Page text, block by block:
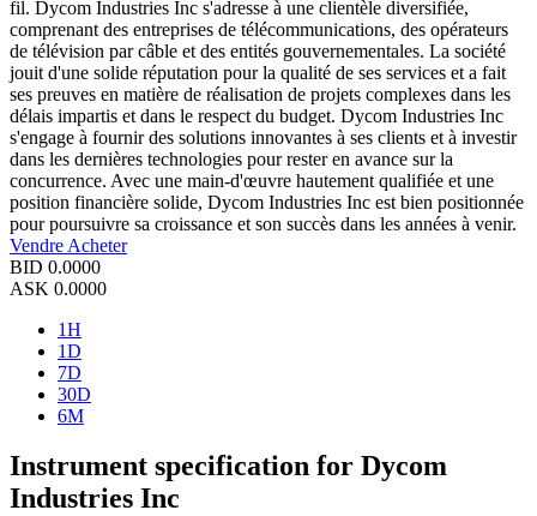
fil. Dycom Industries Inc s'adresse à une clientèle diversifiée,
comprenant des entreprises de télécommunications, des opérateurs
de télévision par câble et des entités gouvernementales. La société
jouit d'une solide réputation pour la qualité de ses services et a fait
ses preuves en matière de réalisation de projets complexes dans les
délais impartis et dans le respect du budget. Dycom Industries Inc
s'engage à fournir des solutions innovantes à ses clients et à investir
dans les dernières technologies pour rester en avance sur la
concurrence. Avec une main-d'œuvre hautement qualifiée et une
position financière solide, Dycom Industries Inc est bien positionnée
pour poursuivre sa croissance et son succès dans les années à venir.
Vendre Acheter
BID 0.0000
ASK 0.0000
1H
1D
7D
30D
6M
Instrument specification for Dycom
Industries Inc